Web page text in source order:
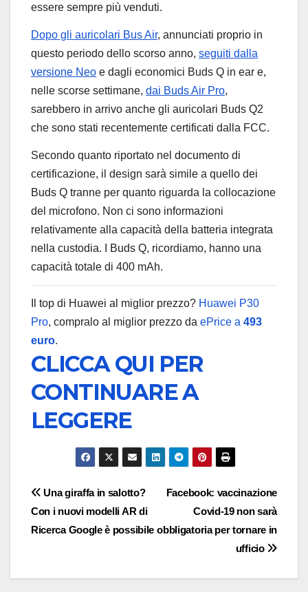
essere sempre più venduti.
Dopo gli auricolari Bus Air, annunciati proprio in
questo periodo dello scorso anno, seguiti dalla
versione Neo e dagli economici Buds Q in ear e,
nelle scorse settimane, dai Buds Air Pro,
sarebbero in arrivo anche gli auricolari Buds Q2
che sono stati recentemente certificati dalla FCC.
Secondo quanto riportato nel documento di
certificazione, il design sarà simile a quello dei
Buds Q tranne per quanto riguarda la collocazione
del microfono. Non ci sono informazioni
relativamente alla capacità della batteria integrata
nella custodia. I Buds Q, ricordiamo, hanno una
capacità totale di 400 mAh.
Il top di Huawei al miglior prezzo? Huawei P30
Pro, compralo al miglior prezzo da ePrice a 493
euro.
CLICCA QUI PER
CONTINUARE A
LEGGERE
Navigazione
articoli
Facebook: vaccinazione
Covid-19 non sarà
obbligatoria per tornare in
ufficio
Una giraffa in salotto?
Con i nuovi modelli AR di
Ricerca Google è possibile